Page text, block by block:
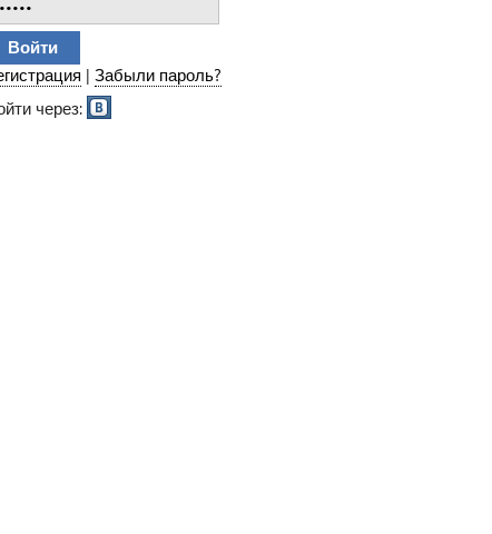
| Забыли пароль?
через: